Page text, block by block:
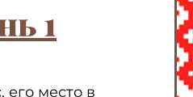
1
его место в